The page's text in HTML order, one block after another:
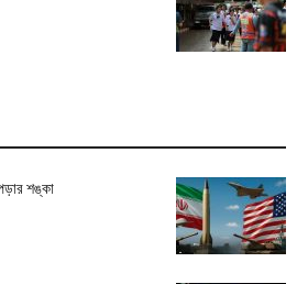
শঙ্কা